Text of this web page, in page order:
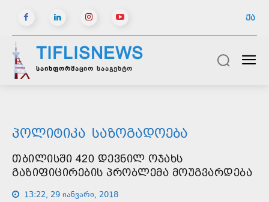
ᲥᲐ
TIFLISNEWS
საინფორმაციო სააგენტო
ᲞᲝᲚᲘᲢᲘᲙᲐ ᲡᲐᲖᲝᲒᲐᲓᲝᲔᲑᲐ
ᲗᲑᲘᲚᲘᲡᲨᲘ 420 ᲓᲔᲕᲜᲘᲚ ᲝᲯᲐᲮᲡ
ᲒᲐᲖᲘᲤᲘᲪᲘᲠᲔᲑᲘᲡ ᲞᲠᲝᲑᲚᲔᲛᲐ ᲛᲝᲣᲒᲕᲐᲠᲓᲔᲑᲐ
13:22, 29 იანვარი, 2018